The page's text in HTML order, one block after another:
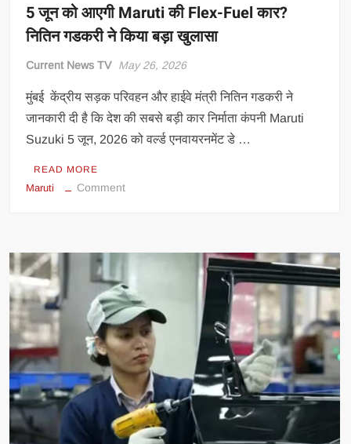
5 जून को आएगी Maruti की Flex-Fuel कार?
नितिन गडकरी ने किया बड़ा खुलासा
Current News TV May 26, 2026
मुंबई केंद्रीय सड़क परिवहन और हाईवे मंत्री नितिन गडकरी ने
जानकारी दी है कि देश की सबसे बड़ी कार निर्माता कंपनी Maruti
Suzuki 5 जून, 2026 को वर्ल्ड एनवायरनमेंट डे …
READ MORE
Maruti Commenton
की
Flex-
Fuel
कार?
नितिन
गडकरी
ने
किया
बड़ा